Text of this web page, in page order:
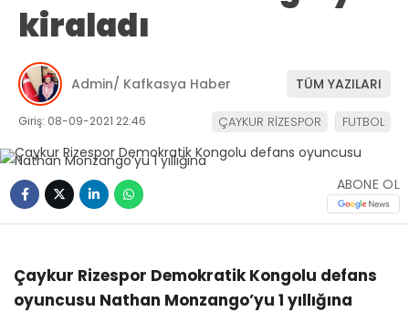
kiraladı
Admin/ Kafkasya Haber TÜM YAZILARI
Giriş: 08-09-2021 22:46 ÇAYKUR RİZESPOR FUTBOL
ABONE OL
Çaykur Rizespor Demokratik Kongolu defans
oyuncusu Nathan Monzango’yu 1 yıllığına